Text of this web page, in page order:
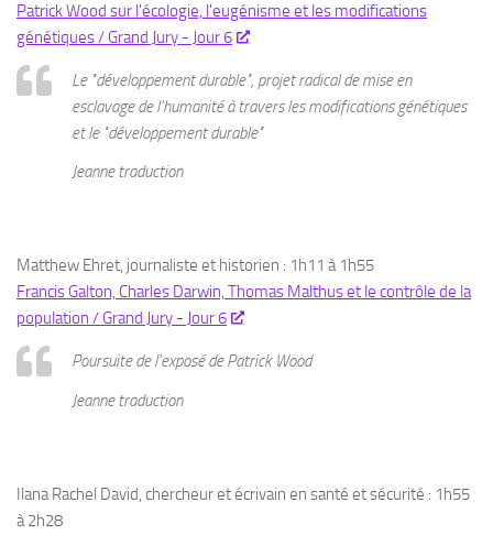
Patrick Wood sur l'écologie, l'eugénisme et les modifications
génétiques / Grand Jury - Jour 6
Le "développement durable", projet radical de mise en
esclavage de l'humanité à travers les modifications génétiques
et le "développement durable"
Jeanne traduction
Matthew Ehret, journaliste et historien : 1h11 à 1h55
Francis Galton, Charles Darwin, Thomas Malthus et le contrôle de la
population / Grand Jury - Jour 6
Poursuite de l'exposé de Patrick Wood
Jeanne traduction
Ilana Rachel David, chercheur et écrivain en santé et sécurité : 1h55
à 2h28